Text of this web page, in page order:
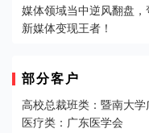
媒体领域当中逆风翻盘
新媒体变现王者！
部分客户
高校总裁班类：暨南大
医疗类：广东医学会